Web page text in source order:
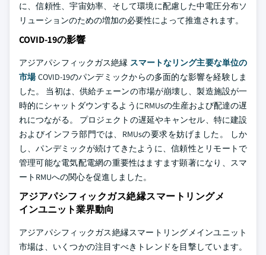
に、信頼性、宇宙効率、そして環境に配慮した中電圧分布ソ
リューションのための増加の必要性によって推進されます。
COVID-19の影響
アジアパシフィックガス絶縁 スマートなリング主要な単位の
市場COVID-19のパンデミックからの多面的な影響を経験しま
した。 当初は、供給チェーンの市場が崩壊し、製造施設が一
時的にシャットダウンするようにRMUsの生産および配達の遅
れにつながる。 プロジェクトの遅延やキャンセル、特に建設
およびインフラ部門では、RMUsの要求を妨げました。 しか
し、パンデミックが続けてきたように、信頼性とリモートで
管理可能な電気配電網の重要性はますます顕著になり、スマ
ートRMUへの関心を促進しました。
アジアパシフィックガス絶縁スマートリングメ
インユニット業界動向
アジアパシフィックガス絶縁スマートリングメインユニット
市場は、いくつかの注目すべきトレンドを目撃しています。